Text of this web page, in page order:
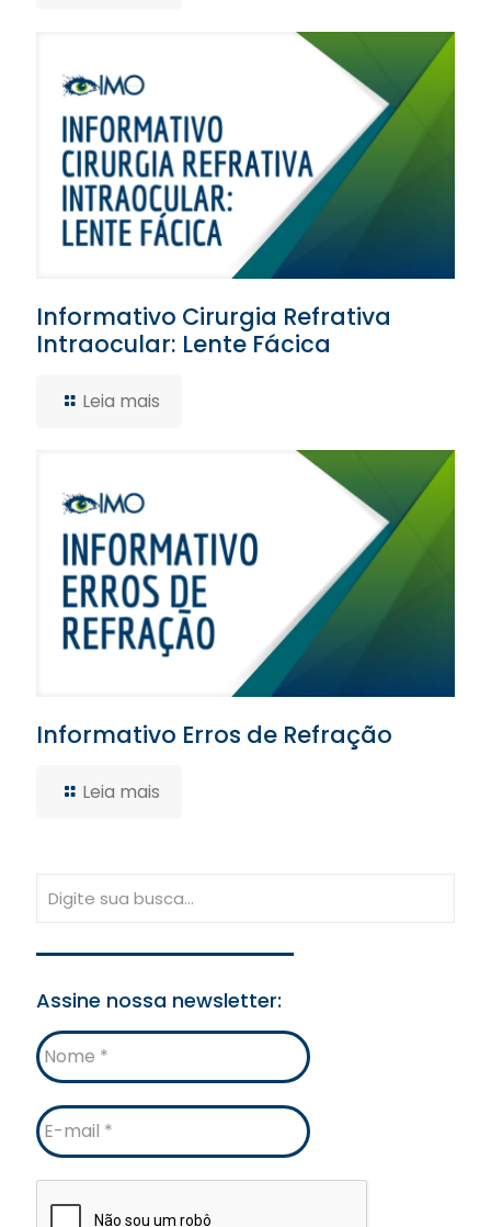
Informativo Cirurgia Refrativa
Intraocular: Lente Fácica
Leia mais
Informativo Erros de Refração
Leia mais
Assine nossa newsletter:
Nome
E-
mail